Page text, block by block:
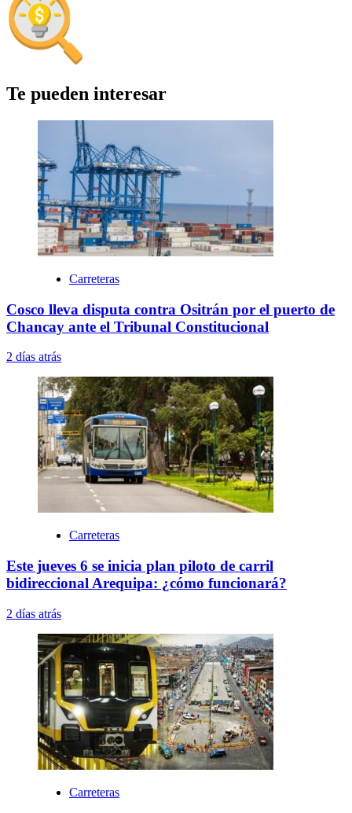
Te pueden interesar
Carreteras
Cosco lleva disputa contra Ositrán por el puerto de
Chancay ante el Tribunal Constitucional
2 días atrás
Carreteras
Este jueves 6 se inicia plan piloto de carril
bidireccional Arequipa: ¿cómo funcionará?
2 días atrás
Carreteras